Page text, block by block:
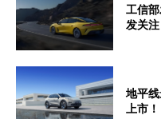
工信
发关注
地平
上市！